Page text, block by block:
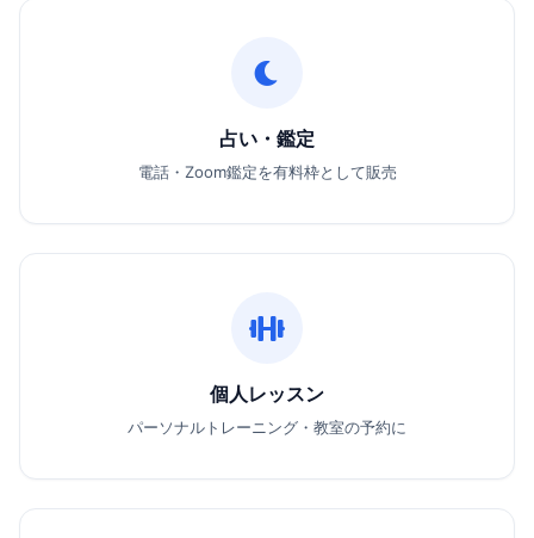
占い・鑑定
電話・Zoom鑑定を有料枠として販売
個人レッスン
パーソナルトレーニング・教室の予約に